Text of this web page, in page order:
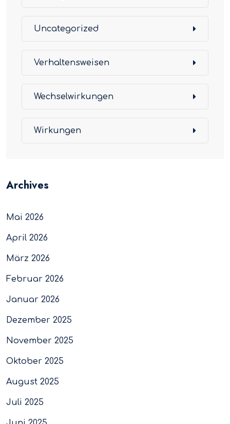
Uncategorized
Verhaltensweisen
Wechselwirkungen
Wirkungen
Archives
Mai 2026
April 2026
März 2026
Februar 2026
Januar 2026
Dezember 2025
November 2025
Oktober 2025
August 2025
Juli 2025